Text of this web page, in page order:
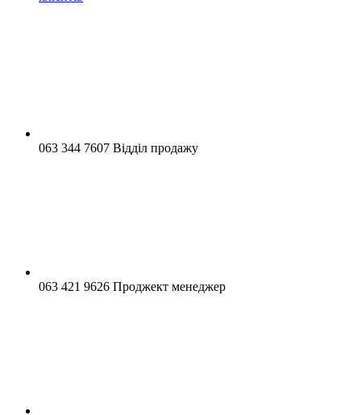
063 344 7607 Відділ продажу
063 421 9626 Проджект менеджер